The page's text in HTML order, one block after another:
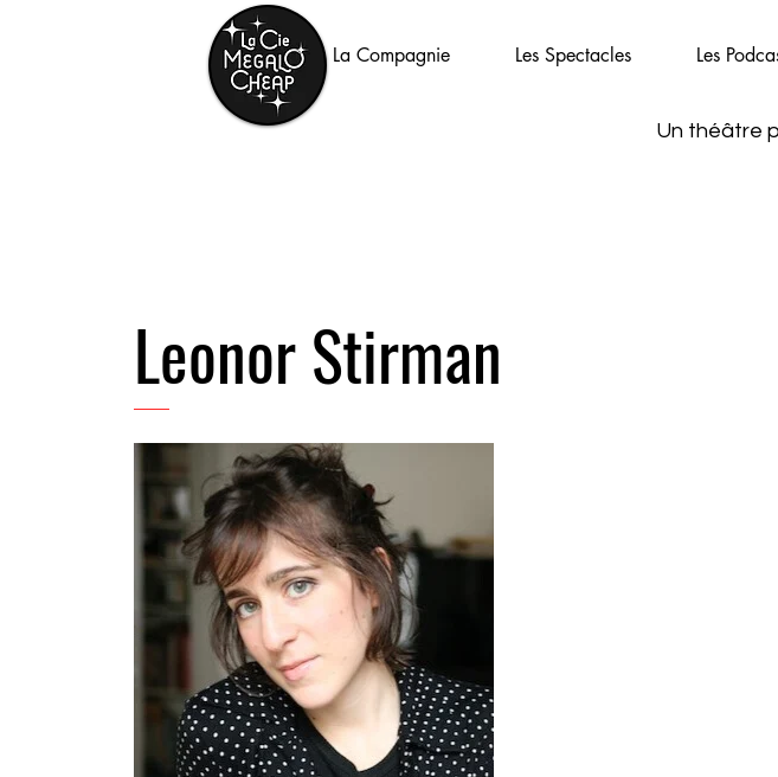
La Compagnie Les Spectacles Les
Un théâtre
Leonor Stirman